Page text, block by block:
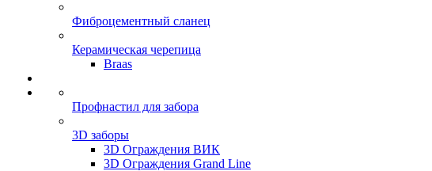
Фиброцементный сланец
Керамическая черепица
Braas
Профнастил для забора
3D заборы
3D Ограждения ВИК
3D Ограждения Grand Line